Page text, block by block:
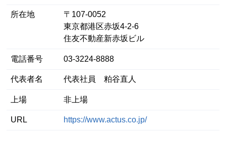
所在地
〒107-0052
東京都港区⾚坂4-2-6
住友不動産新赤坂ビル
電話番号 03-3224-8888
代表者名 代表社員 粕谷直人
上場 非上場
URL https://www.actus.co.jp/